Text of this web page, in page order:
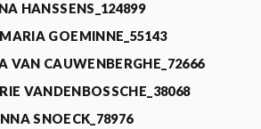
HANSSENS_124899
GOEMINNE_55143
VAN CAUWENBERGHE_72666
VANDENBOSSCHE_38068
SNOECK_78976